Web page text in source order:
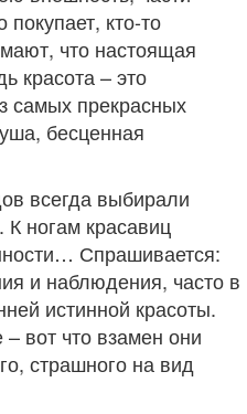
покупает, кто-то
что настоящая
красота – это
самых прекрасных
бесценная
всегда выбирали
ногам красавиц
Спрашивается:
и наблюдения, часто в
истинной красоты.
вот что взамен они
страшного на вид